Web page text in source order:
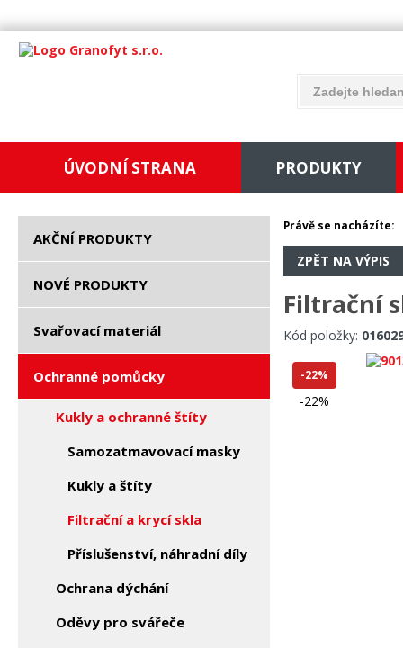
ÚVODNÍ STRANA PRODUKTY
AKČNÍ PRODUKTY
NOVÉ PRODUKTY
Svařovací materiál
Ochranné pomůcky
Kukly a ochranné štíty
Samozatmavovací masky
Kukly a štíty
Filtrační a krycí skla
Příslušenství, náhradní díly
Ochrana dýchání
Oděvy pro svářeče
Právě se nacházíte:
ZPĚT NA VÝPIS
Filtrační
Kód položky:
-22%
-22%